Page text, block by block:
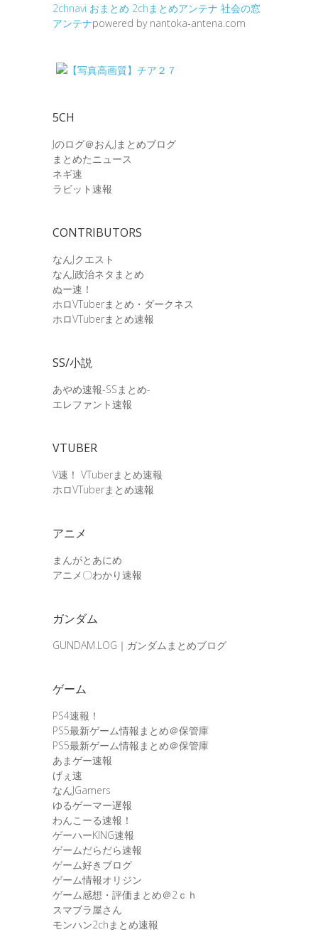
2chnavi おまとめ 2chまとめアンテナ 社会の窓
アンテナpowered by nantoka-antena.com
5CH
Jのログ＠おんJまとめブログ
まとめたニュース
ネギ速
ラビット速報
CONTRIBUTORS
なんJクエスト
なんJ政治ネタまとめ
ぬー速！
ホロVTuberまとめ・ダークネス
ホロVTuberまとめ速報
SS/小説
あやめ速報-SSまとめ-
エレファント速報
VTUBER
V速！ VTuberまとめ速報
ホロVTuberまとめ速報
アニメ
まんがとあにめ
アニメ〇わかり速報
ガンダム
GUNDAM.LOG｜ガンダムまとめブログ
ゲーム
PS4速報！
PS5最新ゲーム情報まとめ＠保管庫
PS5最新ゲーム情報まとめ＠保管庫
あまゲー速報
げぇ速
なんJGamers
ゆるゲーマー遅報
わんこーる速報！
ゲーハーKING速報
ゲームだらだら速報
ゲーム好きブログ
ゲーム情報オリジン
ゲーム感想・評価まとめ＠2ｃｈ
スマブラ屋さん
モンハン2chまとめ速報